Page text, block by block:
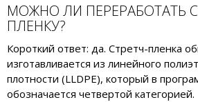
МОЖНО ЛИ ПЕРЕРАБОТАТЬ
ПЛЕНКУ?
Короткий ответ: да. Стретч-пленка
изготавливается из линейного
плотности (LLDPE), который в
обозначается четвертой категорией.